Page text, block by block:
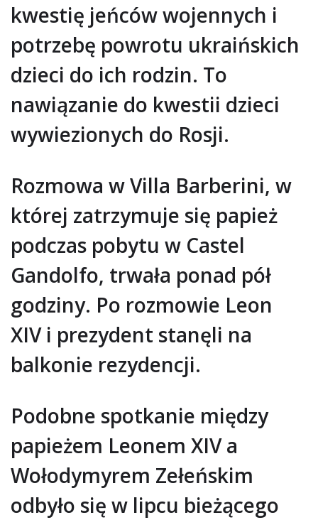
kwestię jeńców wojennych i
potrzebę powrotu ukraińskich
dzieci do ich rodzin. To
nawiązanie do kwestii dzieci
wywiezionych do Rosji.
Rozmowa w Villa Barberini, w
której zatrzymuje się papież
podczas pobytu w Castel
Gandolfo, trwała ponad pół
godziny. Po rozmowie Leon
XIV i prezydent stanęli na
balkonie rezydencji.
Podobne spotkanie między
papieżem Leonem XIV a
Wołodymyrem Zełeńskim
odbyło się w lipcu bieżącego